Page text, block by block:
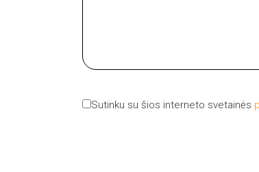
Sutinku su šios interneto svetainės